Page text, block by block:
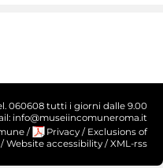
060608 tutti i giorni dalle 9.00
info@museiincomuneroma.it
/ Privacy / Exclusions of
/Website accessibility /XML-rss